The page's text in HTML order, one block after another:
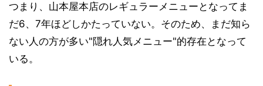
つまり、山本屋本店のレギュラーメニューとなってま
だ6、7年ほどしかたっていない。そのため、まだ知ら
ない人の方が多い"隠れ人気メニュー"的存在となって
いる。